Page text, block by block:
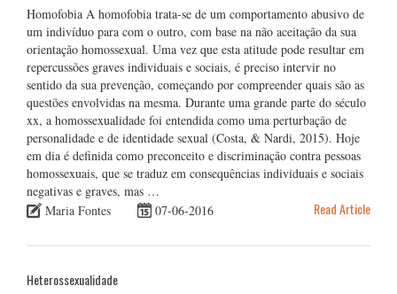
Homofobia A homofobia trata-se de um comportamento abusivo de
um indivíduo para com o outro, com base na não aceitação da sua
orientação homossexual. Uma vez que esta atitude pode resultar em
repercussões graves individuais e sociais, é preciso intervir no
sentido da sua prevenção, começando por compreender quais são as
questões envolvidas na mesma. Durante uma grande parte do século
xx, a homossexualidade foi entendida como uma perturbação de
personalidade e de identidade sexual (Costa, & Nardi, 2015). Hoje
em dia é definida como preconceito e discriminação contra pessoas
homossexuais, que se traduz em consequências individuais e sociais
negativas e graves, mas …
Maria Fontes
07-06-2016 Read Article
Heterossexualidade